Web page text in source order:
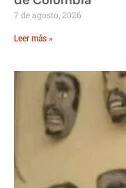
7 de agosto, 2026
Leer más »